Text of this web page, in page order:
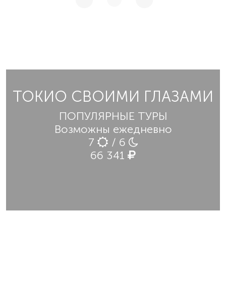
ТОКИО СВОИМИ ГЛАЗАМИ
ПОПУЛЯРНЫЕ ТУРЫ
Возможны ежедневно
7
/ 6
66 341